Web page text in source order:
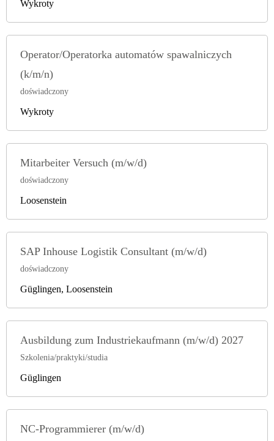
Wykroty
Operator/Operatorka automatów spawalniczych
(k/m/n)
doświadczony
Wykroty
Mitarbeiter Versuch (m/w/d)
doświadczony
Loosenstein
SAP Inhouse Logistik Consultant (m/w/d)
doświadczony
Güglingen, Loosenstein
Ausbildung zum Industriekaufmann (m/w/d) 2027
Szkolenia/praktyki/studia
Güglingen
NC-Programmierer (m/w/d)